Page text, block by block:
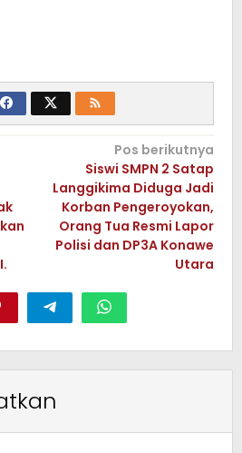
Pos berikutnya
Siswi SMPN 2 Satap
Langgikima Diduga Jadi
Korban Pengeroyokan,
Orang Tua Resmi Lapor
Polisi dan DP3A Konawe
Utara